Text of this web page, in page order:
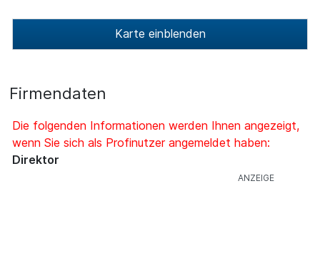
Karte einblenden
Firmendaten
Die folgenden Informationen werden Ihnen angezeigt,
wenn Sie sich als Profinutzer angemeldet haben:
Direktor